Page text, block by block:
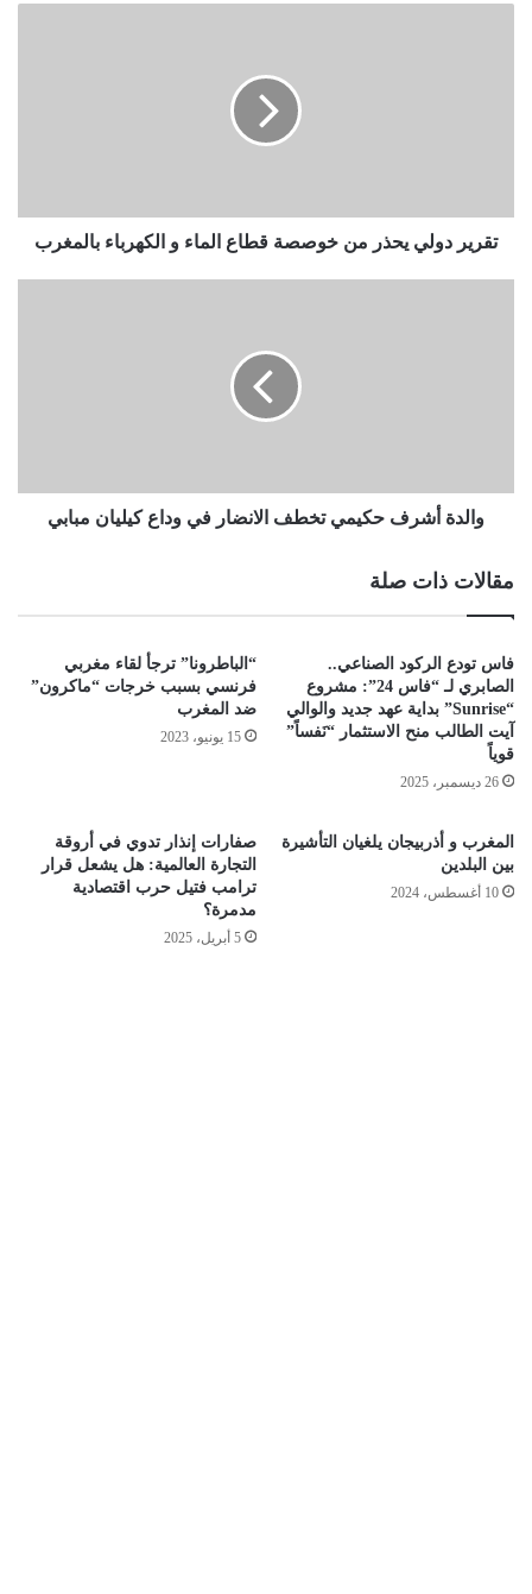
تقرير دولي يحذر من خوصصة قطاع الماء و الكهرباء بالمغرب
والدة أشرف حكيمي تخطف الانضار في وداع كيليان مبابي
مقالات ذات صلة
فاس تودع الركود الصناعي..
الصابري لـ “فاس 24”: مشروع
“Sunrise” بداية عهد جديد والوالي
آيت الطالب منح الاستثمار “نَفساً”
قوياً
26 ديسمبر، 2025
“الباطرونا” ترجأ لقاء مغربي
فرنسي بسبب خرجات “ماكرون”
ضد المغرب
15 يونيو، 2023
المغرب و أذربيجان يلغيان التأشيرة
بين البلدين
10 أغسطس، 2024
صفارات إنذار تدوي في أروقة
التجارة العالمية: هل يشعل قرار
ترامب فتيل حرب اقتصادية
مدمرة؟
5 أبريل، 2025